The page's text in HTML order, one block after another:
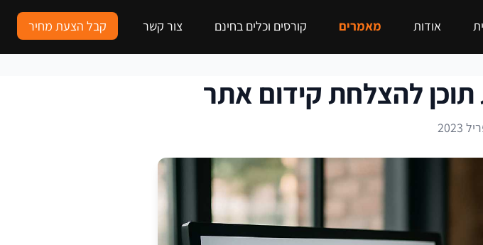
אודות מאמרים קורסים וכלים בחינם צור קשר קבל הצעת מחיר
להצלחת קידום אתר